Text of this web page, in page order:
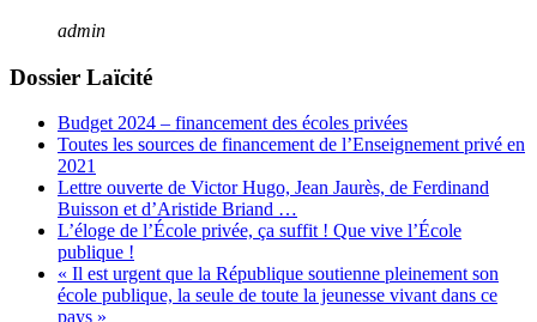
admin
Dossier Laïcité
Budget 2024 – financement des écoles privées
Toutes les sources de financement de l’Enseignement privé en
2021
Lettre ouverte de Victor Hugo, Jean Jaurès, de Ferdinand
Buisson et d’Aristide Briand …
L’éloge de l’École privée, ça suffit ! Que vive l’École
publique !
« Il est urgent que la République soutienne pleinement son
école publique, la seule de toute la jeunesse vivant dans ce
pays »